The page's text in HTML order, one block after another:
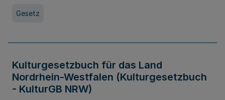
Gesetz
Kulturgesetzbuch für das Land
Nordrhein-Westfalen (Kulturgesetzbuch
- KulturGB NRW)